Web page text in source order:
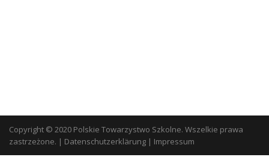
Copyright © 2020 Polskie Towarzystwo Szkolne. Wszelkie prawa
zastrzeżone. | Datenschutzerklärung | Impressum